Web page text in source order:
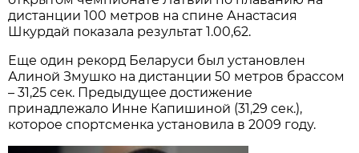
дистанции 100 метров на спине Анастасия
Шкурдай показала результат 1.00,62.
Еще один рекорд Беларуси был установлен
Алиной Змушко на дистанции 50 метров брассом
– 31,25 сек. Предыдущее достижение
принадлежало Инне Капишиной (31,29 сек.),
которое спортсменка установила в 2009 году.